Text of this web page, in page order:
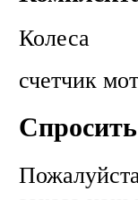
Колеса
счетчик